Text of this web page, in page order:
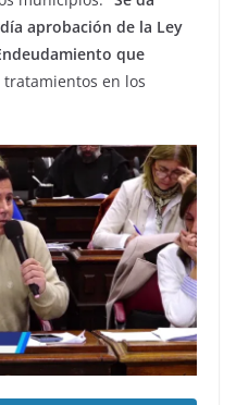
aprobación de la Ley
que
tratamientos en los